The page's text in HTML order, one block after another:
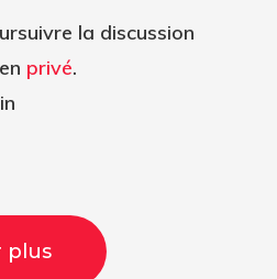
la discussion
privé.
plus